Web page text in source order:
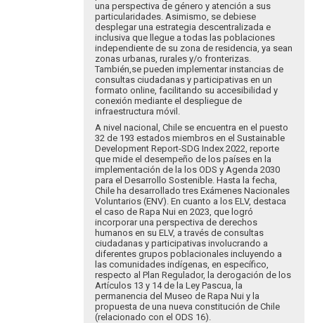
una perspectiva de género y atención a sus
particularidades. Asimismo, se debiese
desplegar una estrategia descentralizada e
inclusiva que llegue a todas las poblaciones
independiente de su zona de residencia, ya sean
zonas urbanas, rurales y/o fronterizas.
También,se pueden implementar instancias de
consultas ciudadanas y participativas en un
formato online, facilitando su accesibilidad y
conexión mediante el despliegue de
infraestructura móvil.
A nivel nacional, Chile se encuentra en el puesto
32 de 193 estados miembros en el Sustainable
Development Report-SDG Index 2022, reporte
que mide el desempeño de los países en la
implementación de la los ODS y Agenda 2030
para el Desarrollo Sostenible. Hasta la fecha,
Chile ha desarrollado tres Exámenes Nacionales
Voluntarios (ENV). En cuanto a los ELV, destaca
el caso de Rapa Nui en 2023, que logró
incorporar una perspectiva de derechos
humanos en su ELV, a través de consultas
ciudadanas y participativas involucrando a
diferentes grupos poblacionales incluyendo a
las comunidades indígenas, en específico,
respecto al Plan Regulador, la derogación de los
Artículos 13 y 14 de la Ley Pascua, la
permanencia del Museo de Rapa Nui y la
propuesta de una nueva constitución de Chile
(relacionado con el ODS 16).